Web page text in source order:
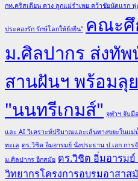
กท.คริสเตียน ควง ลูกแม่รำเพย คว้าชัยนัดแรก
ประคองรัก รักษ์โลกให้ยั่งยืน" คณะศึ
ม.ศิลปากร ส่งทั
สานฝันฯ พร้อม
"นนทรีเกมส์" จุฬาฯ จับมื
และ AI วิเคราะห์ปริมาณและเส้นทางขยะในแม่
ทะเล ดร.วิชิต อิ่มอารมย์ นั่งประธาน ป.เอก การ
ม.ศิลปากร อีกสมัย ดร.วิชิต อิ่มอารมย์
วิทยากรโครงการอบรมอาสาส